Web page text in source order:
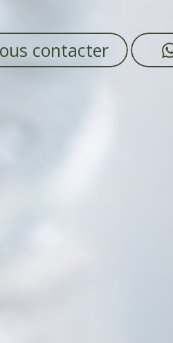
contacter